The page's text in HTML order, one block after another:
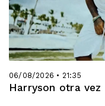
06/08/2026 • 21:35
Harryson otra vez